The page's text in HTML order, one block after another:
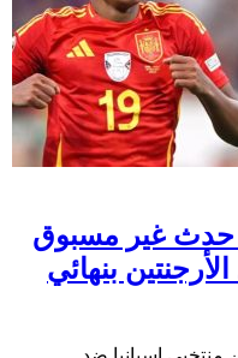
حدث غير مسبوق
بنهائي